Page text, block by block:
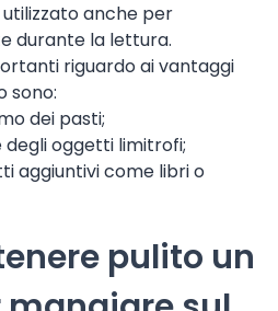
anche per
durante la lettura.
riguardo ai vantaggi
sono:
dei pasti;
degli oggetti limitrofi;
aggiuntivi come libri o
pulito un